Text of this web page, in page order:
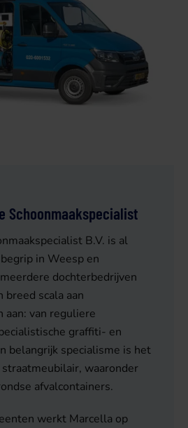
Schoonmaakspecialist
B.V. is al
in Weesp en
dochterbedrijven
scala aan
aan: van reguliere
graffiti- en
belangrijk specialisme is het
straatmeubilair, waaronder
afvalcontainers.
werkt Marcella op